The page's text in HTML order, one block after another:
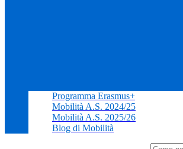
Programma Erasmus+
Mobilità A.S. 2024/25
Mobilità A.S. 2025/26
Blog di Mobilità